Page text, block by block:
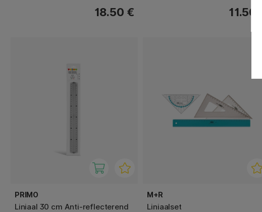
18.50 € 11.50 €
PRIMO
Liniaal 30 cm Anti-reflecterend
M+R
Liniaalset